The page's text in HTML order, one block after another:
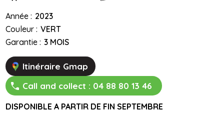
Année : 2023
Couleur : VERT
Garantie : 3 MOIS
Itinéraire Gmap
Call and collect : 04 88 80 13 46
DISPONIBLE A PARTIR DE FIN SEPTEMBRE